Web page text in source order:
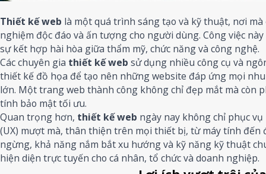
Thiết kế web là một quá trình sáng tạo và kỹ thuật, nơi
nghiệm độc đáo và ấn tượng cho người dùng. Công việc
sự kết hợp hài hòa giữa thẩm mỹ, chức năng và công nghệ.
Các chuyên gia thiết kế web sử dụng nhiều công cụ và
thiết kế đồ họa để tạo nên những website đáp ứng mọi
lớn. Một trang web thành công không chỉ đẹp mắt mà còn
tính bảo mật tối ưu.
Quan trọng hơn, thiết kế web ngày nay không chỉ phục
(UX) mượt mà, thân thiện trên mọi thiết bị, từ máy tính đến
ngừng, khả năng nắm bắt xu hướng và kỹ năng kỹ thuật
hiện diện trực tuyến cho cá nhân, tổ chức và doanh nghiệp.